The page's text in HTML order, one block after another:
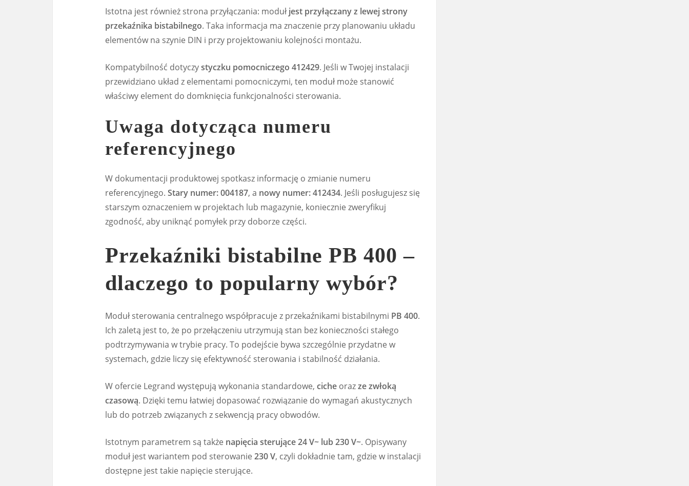
Istotna jest również strona przyłączania: moduł jest przyłączany z lewej strony
przekaźnika bistabilnego. Taka informacja ma znaczenie przy planowaniu układu
elementów na szynie DIN i przy projektowaniu kolejności montażu.
Kompatybilność dotyczystyczku pomocniczego 412429. Jeśli w Twojej instalacji
przewidziano układ z elementami pomocniczymi, ten moduł może stanowić
właściwy element do domknięcia funkcjonalności sterowania.
Uwaga dotycząca numeru
referencyjnego
W dokumentacji produktowej spotkasz informację o zmianie numeru
referencyjnego. Stary numer: 004187, a nowy numer: 412434. Jeśli posługujesz się
starszym oznaczeniem w projektach lub magazynie, koniecznie zweryfikuj
zgodność, aby uniknąć pomyłek przy doborze części.
Przekaźniki bistabilne PB 400 –
dlaczego to popularny wybór?
Moduł sterowania centralnego współpracuje z przekaźnikami bistabilnymi PB 400.
Ich zaletą jest to, że po przełączeniu utrzymują stan bez konieczności stałego
podtrzymywania w trybie pracy. To podejście bywa szczególnie przydatne w
systemach, gdzie liczy się efektywność sterowania i stabilność działania.
W ofercie Legrand występują wykonania standardowe, ciche orazze zwłoką
czasową. Dzięki temu łatwiej dopasować rozwiązanie do wymagań akustycznych
lub do potrzeb związanych z sekwencją pracy obwodów.
Istotnym parametrem są także napięcia sterujące 24 V~ lub 230 V~. Opisywany
moduł jest wariantem pod sterowanie 230 V, czyli dokładnie tam, gdzie w instalacji
dostępne jest takie napięcie sterujące.